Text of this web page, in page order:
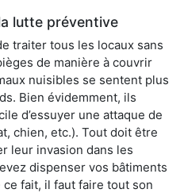
lutte préventive
traiter tous les locaux sans
de manière à couvrir
nuisibles se sentent plus
Bien évidemment, ils
d’essuyer une attaque de
chien, etc.). Tout doit être
leur invasion dans les
dispenser vos bâtiments
fait, il faut faire tout son